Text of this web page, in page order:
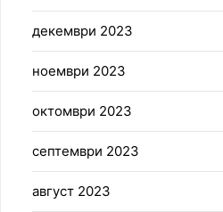
декември 2023
ноември 2023
октомври 2023
септември 2023
август 2023